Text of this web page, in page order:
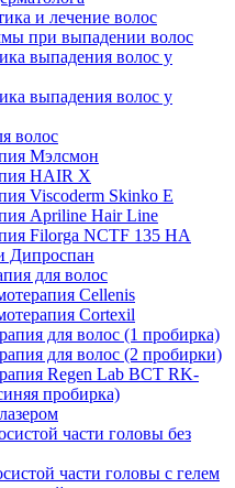
и лечение волос
при выпадении волос
выпадения волос у
выпадения волос у
волос
Мэлсмон
HAIR X
Viscoderm Skinko E
Apriline Hair Line
Filorga NCTF 135 HA
Дипроспан
для волос
Cellenis
Cortexil
для волос (1 пробирка)
для волос (2 пробирки)
Regen Lab BCT RK-
пробирка)
части головы без
части головы с гелем